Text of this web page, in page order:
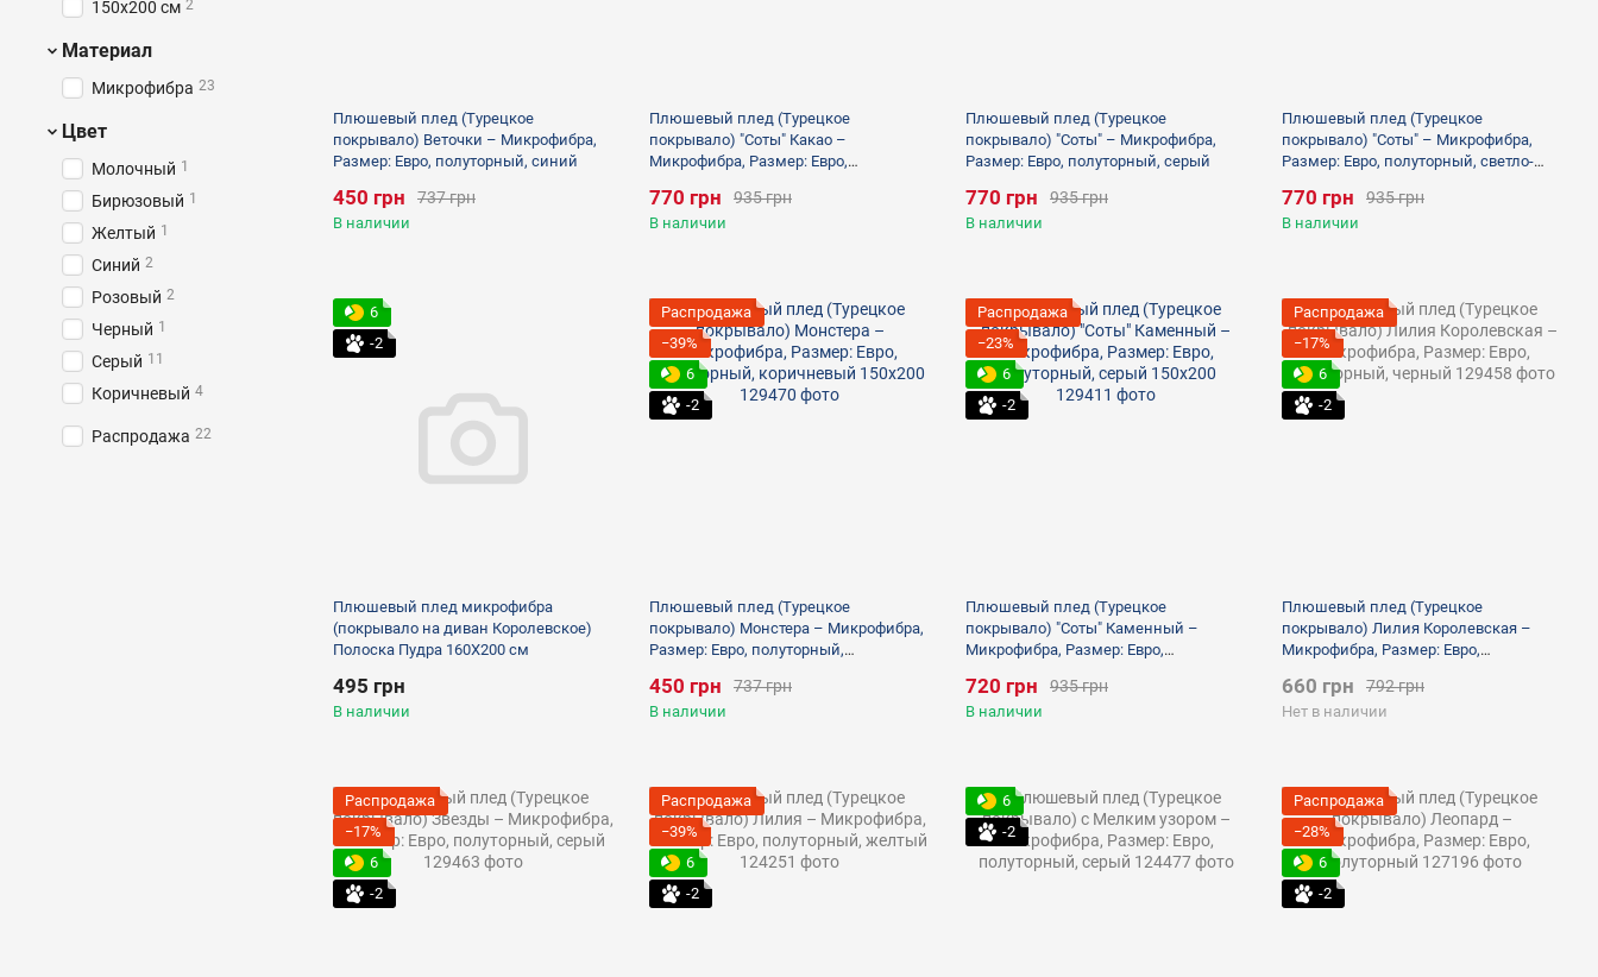
Плюшевый плед (Турецкое
покрывало) Веточки – Микрофибра,
Размер: Евро, полуторный, синий
737 грн
450 грн
В наличии
Плюшевый плед (Турецкое
покрывало) "Соты" Какао –
Микрофибра, Размер: Евро,
935 грн
770 грн
В наличии
Плюшевый плед (Турецкое
покрывало) "Соты" – Микрофибра,
Размер: Евро, полуторный, серый
935 грн
770 грн
В наличии
Плюшевый плед (Турецкое
покрывало) "Соты" – Микрофибра,
Размер: Евро, полуторный, светло-
935 грн
770 грн
В наличии
6
-2
Плюшевый плед микрофибра
(покрывало на диван Королевское)
Полоска Пудра 160X200 см
495 грн
В наличии
Распродажа
−39%
6
-2
Плюшевый плед (Турецкое
покрывало) Монстера – Микрофибра,
Размер: Евро, полуторный,
737 грн
450 грн
В наличии
Распродажа
−23%
6
-2
Плюшевый плед (Турецкое
покрывало) "Соты" Каменный –
Микрофибра, Размер: Евро,
935 грн
720 грн
В наличии
Распродажа
−17%
6
-2
Плюшевый плед (Турецкое
покрывало) Лилия Королевская –
Микрофибра, Размер: Евро,
792 грн
660 грн
Нет в наличии
Распродажа
−17%
6
-2
Распродажа
−39%
6
-2
6
-2
Распродажа
−28%
6
-2
150х200 см 2
Материал
Микрофибра 23
Цвет
Молочный 1
Бирюзовый 1
Желтый 1
Синий 2
Розовый 2
Черный 1
Серый 11
Коричневый 4
Распродажа 22